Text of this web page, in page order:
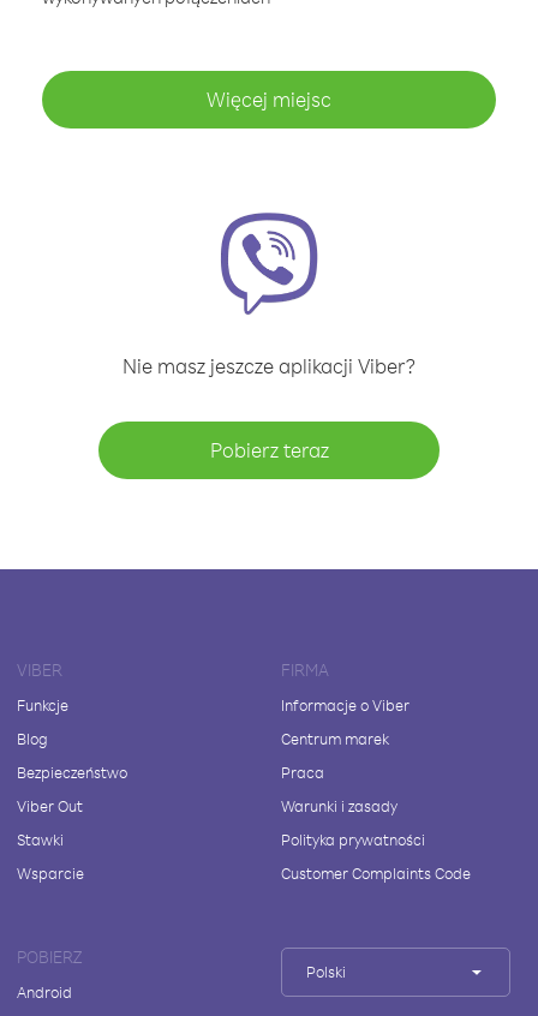
Więcej miejsc
Nie masz jeszcze aplikacji Viber?
Pobierz teraz
VIBER
Funkcje
Blog
Bezpieczeństwo
Viber Out
Stawki
Wsparcie
FIRMA
Informacje o Viber
Centrum marek
Praca
Warunki i zasady
Polityka prywatności
Customer Complaints Code
POBIERZ
Android
Polski